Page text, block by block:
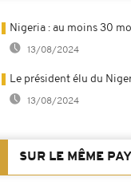
Nigeria : au moins 30
13/08/2024
Le président élu du
13/08/2024
SUR LE MÊME